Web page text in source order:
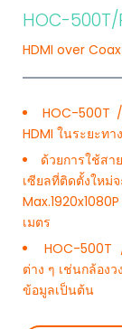
HOC-500T/
HDMI over
HOC-500T
HDMI ในระยะท
ด้วยการใช้สา
เซียลที่ติดตั้งให
เมตร
HOC-500T
ต่าง ๆ เช่นกล้อง
ข้อมูลเป็นต้น